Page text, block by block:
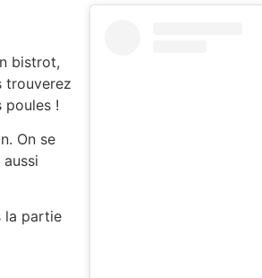
bistrot,
trouverez
poules !
On se
la partie